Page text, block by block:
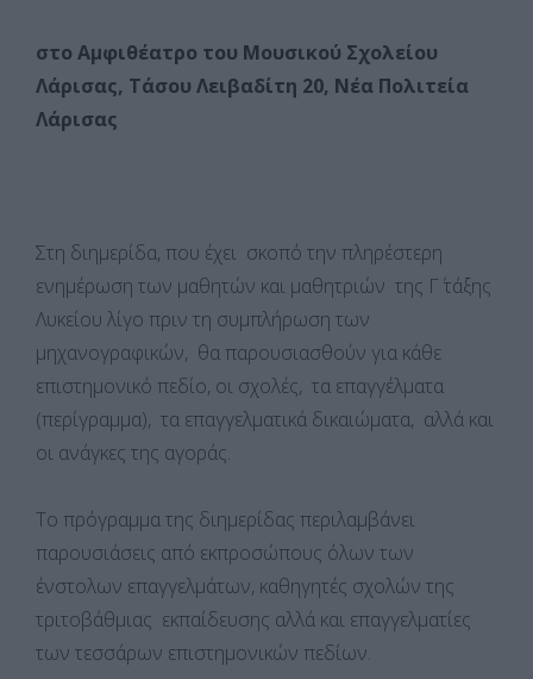
στο Αμφιθέατρο του Μουσικού Σχολείου
Λάρισας, Τάσου Λειβαδίτη 20, Νέα Πολιτεία
Λάρισας
Στη διημερίδα, που έχει σκοπό την πληρέστερη
ενημέρωση των μαθητών και μαθητριών της Γ΄ τάξης
Λυκείου λίγο πριν τη συμπλήρωση των
μηχανογραφικών, θα παρουσιασθούν για κάθε
επιστημονικό πεδίο, οι σχολές, τα επαγγέλματα
(περίγραμμα), τα επαγγελματικά δικαιώματα, αλλά και
οι ανάγκες της αγοράς.
Το πρόγραμμα της διημερίδας περιλαμβάνει
παρουσιάσεις από εκπροσώπους όλων των
ένστολων επαγγελμάτων, καθηγητές σχολών της
τριτοβάθμιας εκπαίδευσης αλλά και επαγγελματίες
των τεσσάρων επιστημονικών πεδίων.